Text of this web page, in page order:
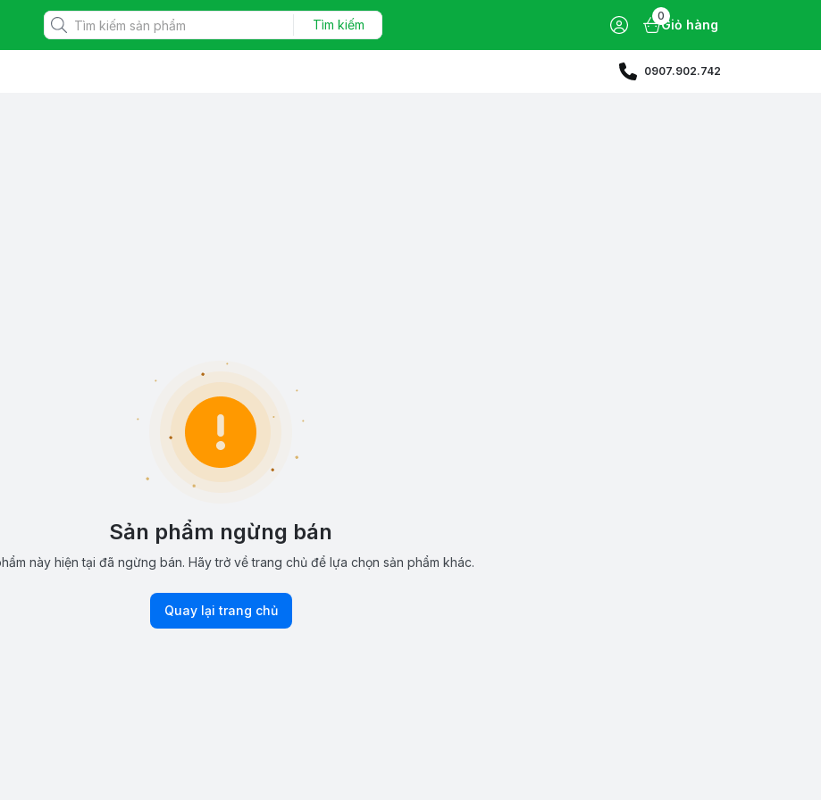
Tìm kiếm
0
Giỏ hàng
0907.902.742
Sản phẩm ngừng bán
này hiện tại đã ngừng bán. Hãy trở về trang chủ để lựa chọn sản phẩm khác.
Quay lại trang chủ